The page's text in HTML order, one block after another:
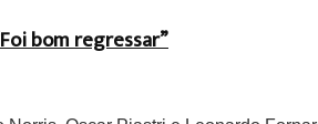
bom regressar”